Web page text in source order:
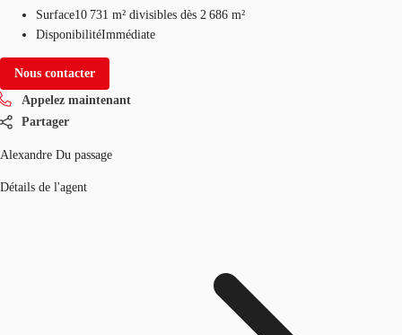
Surface10 731 m² divisibles dès 2 686 m²
DisponibilitéImmédiate
Nous contacter
Appelez maintenant
Partager
Alexandre Du passage
Détails de l'agent